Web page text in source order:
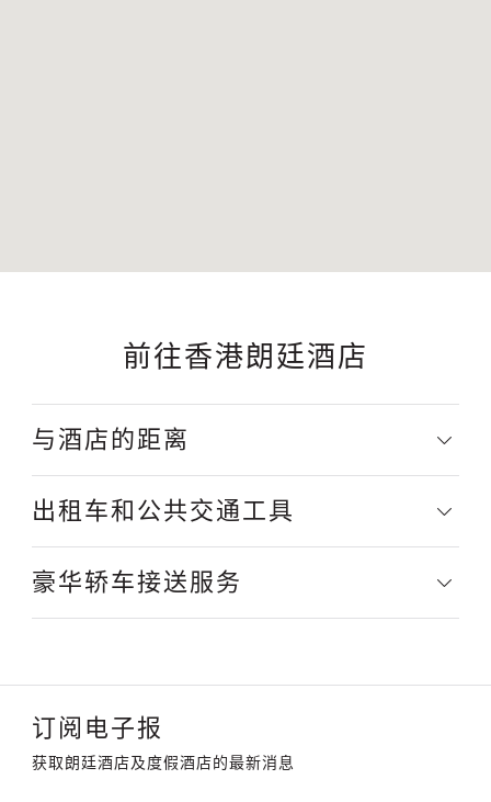
前往香港朗廷酒店
与酒店的距离
出租车和公共交通工具
豪华轿车接送服务
订阅电子报
获取朗廷酒店及度假酒店的最新消息